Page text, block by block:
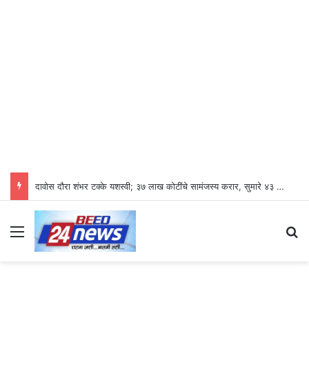
दावोस दौरा शंभर टक्के यशस्वी; ३७ लाख कोटींचे सामंजस्य करार, सुमारे ४३ लाख रोजगारनिर्मिती – उद्योगमंत्री डॉ. उदय सामंत
Menu